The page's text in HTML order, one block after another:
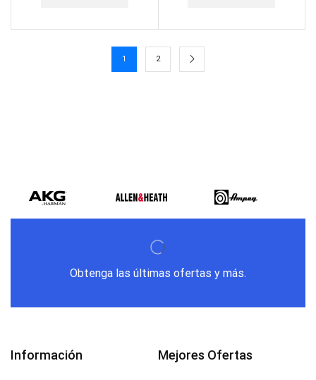
1 2
Obtenga las últimas ofertas y más.
Información Mejores Ofertas